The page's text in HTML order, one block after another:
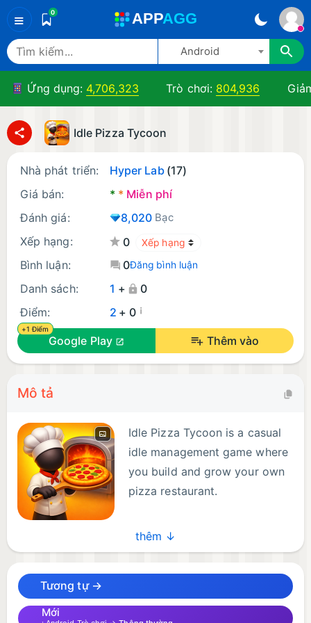
≡ 0 APPAGG
Android
Ứng dụng: 4,706,323 Trò chơi: 804,936
Idle Pizza Tycoon
Nhà phát triển: Hyper Lab (17)
Giá bán:
* * Miễn phí
Đánh giá:
8,020 Bạc
Xếp hạng:
0
Bình luận:
0Đăng bình luận
Danh sách: 1 +
0
Điểm:
2 + 0 ¡
+1 Điểm
Google Play Thêm vào
Mô tả
Idle Pizza Tycoon is a casual
idle management game where
you build and grow your own
pizza restaurant.
Start with a small pizza shop
and turn it into a thriving pizza business. Cook
money to expand your restaurant.
thêm ↓
Tương tự →
Mới